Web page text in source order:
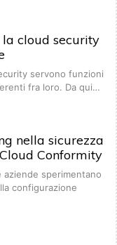
cloud security
servono funzioni
fra loro. Da qui…
nella sicurezza
Conformity
sperimentano
configurazione